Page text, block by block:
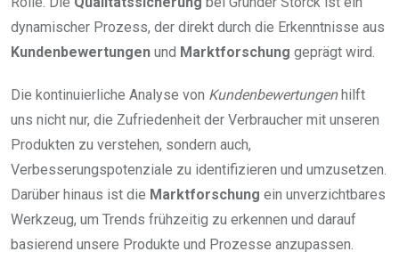
dynamischer Prozess, der direkt durch die Erkenntnisse aus
Kundenbewertungen und Marktforschung geprägt wird.
Die kontinuierliche Analyse von Kundenbewertungenhilft
uns nicht nur, die Zufriedenheit der Verbraucher mit unseren
Produkten zu verstehen, sondern auch,
Verbesserungspotenziale zu identifizieren und umzusetzen.
Darüber hinaus ist die Marktforschung ein unverzichtbares
Werkzeug, um Trends frühzeitig zu erkennen und darauf
basierend unsere Produkte und Prozesse anzupassen.